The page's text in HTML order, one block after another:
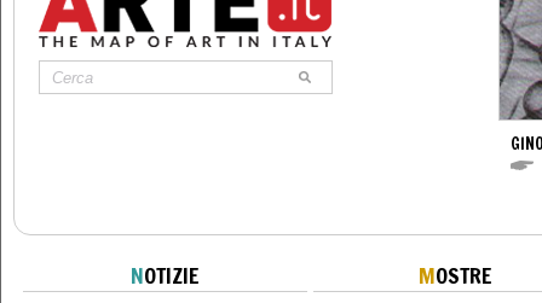
NOTIZIE MOSTRE